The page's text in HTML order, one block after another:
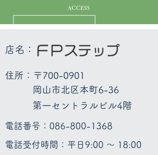
ACCESS
店名：
住所：〒700-0901
岡山市北区本町6-36
第一セントラルビル4階
電話番号： 086-800-1368
電話受付時間：平日9:00 ～ 18:00